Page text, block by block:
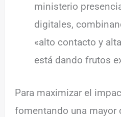
ministerio
digitales,
«alto contacto y
está dando frutos
Para maximizar el
fomentando una mayor